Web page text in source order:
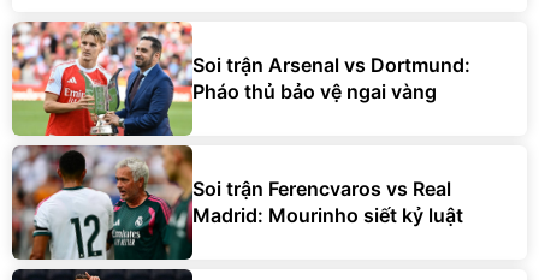
Soi trận Arsenal vs Dortmund:
Pháo thủ bảo vệ ngai vàng
Soi trận Ferencvaros vs Real
Madrid: Mourinho siết kỷ luật